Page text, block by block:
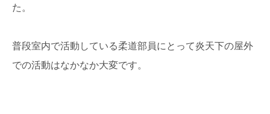
た。
普段室内で活動している柔道部員にとって炎天下の屋外
での活動はなかなか大変です。